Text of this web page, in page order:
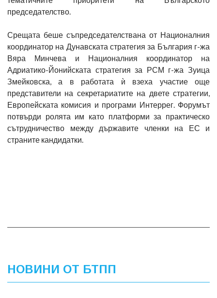
председателство.
Срещата беше съпредседателствана от Националния
координатор на Дунавската стратегия за България г-жа
Вяра Минчева и Националния координатор на
Адриатико-Йонийската стратегия за РСМ г-жа Зуица
Змейковска, а в работата ѝ взеха участие още
представители на секретариатите на двете стратегии,
Европейската комисия и програми Интеррег. Форумът
потвърди ролята им като платформи за практическо
сътрудничество между държавите членки на ЕС и
страните кандидатки.
НОВИНИ ОТ БТПП